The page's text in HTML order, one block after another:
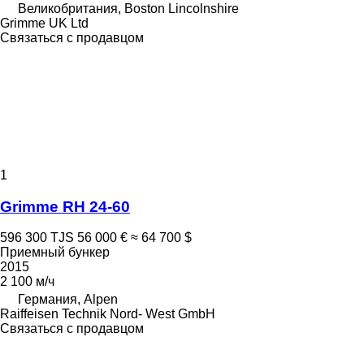
Великобритания, Boston Lincolnshire
Grimme UK Ltd
Связаться с продавцом
1
Grimme RH 24-60
596 300 TJS 56 000 € ≈ 64 700 $
Приемный бункер
2015
2 100 м/ч
Германия, Alpen
Raiffeisen Technik Nord- West GmbH
Связаться с продавцом